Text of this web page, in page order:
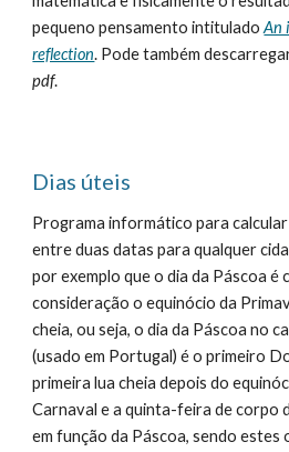
pequeno pensamento intitulado An
reflection
pdf.
Dias úteis
Programa informático para
entre duas datas para qualquer
por exemplo que o dia da Páscoa é
consideração o equinócio da
cheia, ou seja, o dia da Páscoa no
(usado em Portugal) é o primeiro
primeira lua cheia depois do
Carnaval e a quinta-feira de corpo
em função da Páscoa, sendo